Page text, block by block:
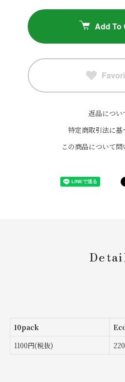
Add To
返品につい
特定商取引法に基
この商品について問
10pack
1100円(税抜)